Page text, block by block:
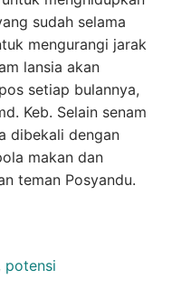
sudah selama
mengurangi jarak
lansia akan
setiap bulannya,
Keb. Selain senam
dibekali dengan
makan dan
teman Posyandu.
potensi